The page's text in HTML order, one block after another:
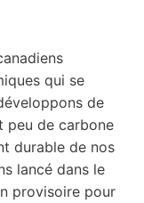
qui se
de
peu de carbone
durable de nos
lancé dans le
provisoire pour